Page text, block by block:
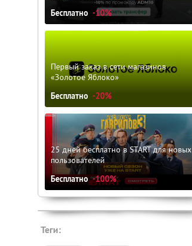
Бесплатно -10%
Первый заказ в сети магазинов
«Золотое Яблоко»
Бесплатно -20%
25 дней бесплатно в START для новых
пользователей
Бесплатно -100%
Теги: